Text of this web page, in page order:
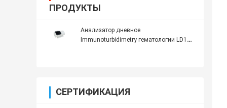
ПРОДУКТЫ
Анализатор дневное
Immunoturbidimetry гематологии LD100
СЕРТИФИКАЦИЯ